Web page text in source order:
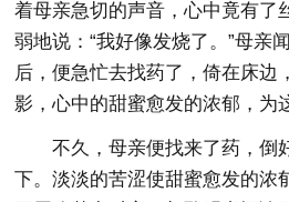
着母亲急切的声音，心中竟有了
弱地说：“我好像发烧了。”母亲
后，便急忙去找药了，倚在床边
影，心中的甜蜜愈发的浓郁，为
不久，母亲便找来了药，倒
下。淡淡的苦涩使甜蜜愈发的浓